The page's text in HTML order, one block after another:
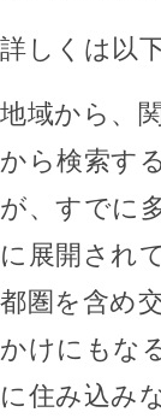
詳しくは以
地域から、
から検索す
が、すでに
に展開され
都圏を含め
かけにもな
に住み込み